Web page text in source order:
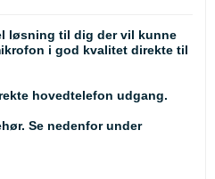
løsning til dig der vil kunne
i god kvalitet direkte til
hovedtelefon udgang.
Se nedenfor under